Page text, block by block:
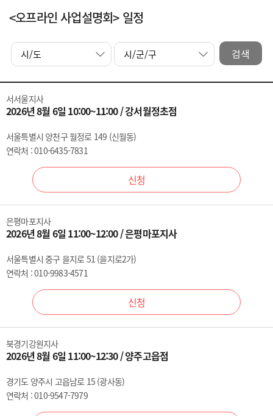
<오프라인 사업설명회> 일정
검색
서서울지사
2026년 8월 6일 10:00~11:00 / 강서월정초점
서울특별시 양천구 월정로 149 (신월동)
연락처 : 010-6435-7831
신청
은평마포지사
2026년 8월 6일 11:00~12:00 / 은평마포지사
서울특별시 중구 을지로 51 (을지로2가)
연락처 : 010-9983-4571
신청
북경기강원지사
2026년 8월 6일 11:00~12:30 / 양주고읍점
경기도 양주시 고읍남로 15 (광사동)
연락처 : 010-9547-7979